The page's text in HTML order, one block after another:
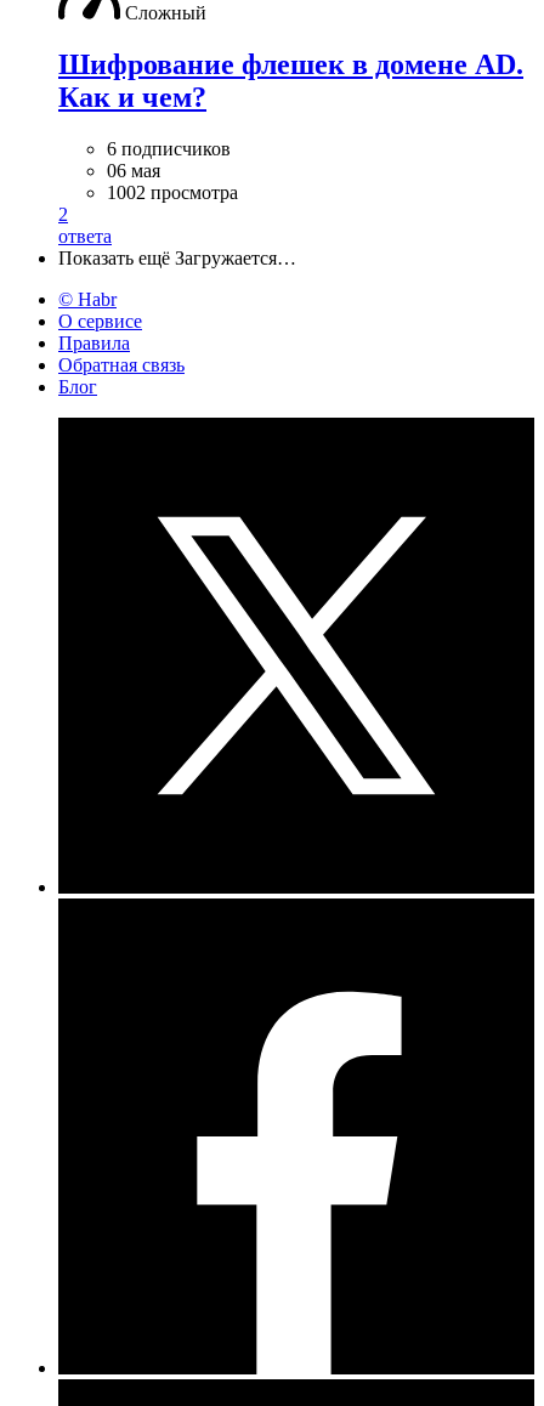
Сложный
Шифрование флешек в домене AD.
Как и чем?
6 подписчиков
06 мая
1002 просмотра
2
ответа
Показать ещё Загружается…
© Habr
О сервисе
Правила
Обратная связь
Блог